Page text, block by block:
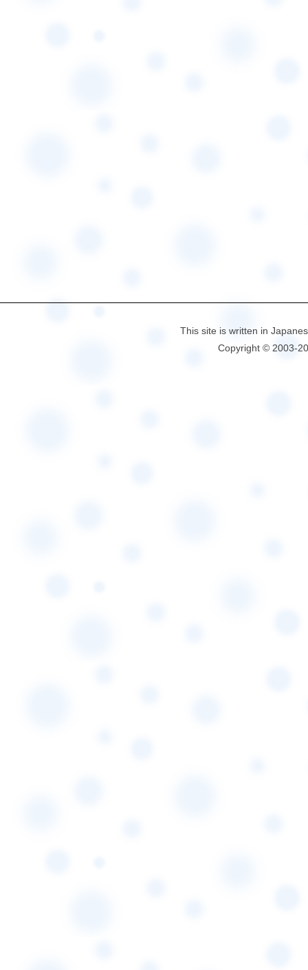
This site is written in
Copyright © 2003-